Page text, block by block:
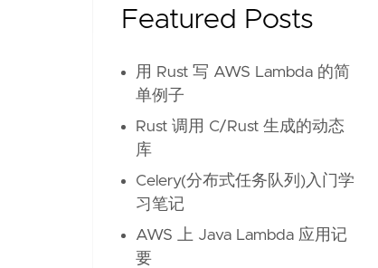
Featured Posts
用 Rust 写 AWS Lambda 的简
单例子
Rust 调用 C/Rust 生成的动态
库
Celery(分布式任务队列)入门学
习笔记
AWS 上 Java Lambda 应用记
要